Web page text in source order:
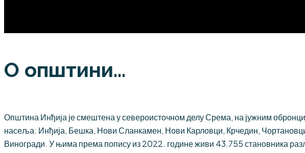
О општини...
Општина Инђија је смештена у североисточном делу Срема, на јужним
насеља: Инђија, Бешка, Нови Сланкамен, Нови Карловци, Крчедин,
Виногради. У њима према попису из 2022. године живи 43.755 становника